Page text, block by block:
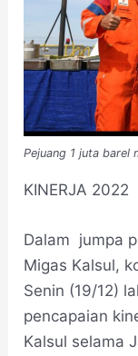
Pejuang 1 juta barel
KINERJA 2022
Dalam jumpa
Migas Kalsul,
Senin (19/12)
pencapaian
Kalsul selama